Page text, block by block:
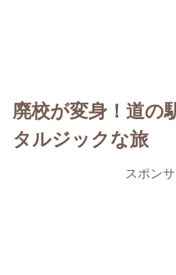
廃校が変身！道の
タルジックな旅
スポン